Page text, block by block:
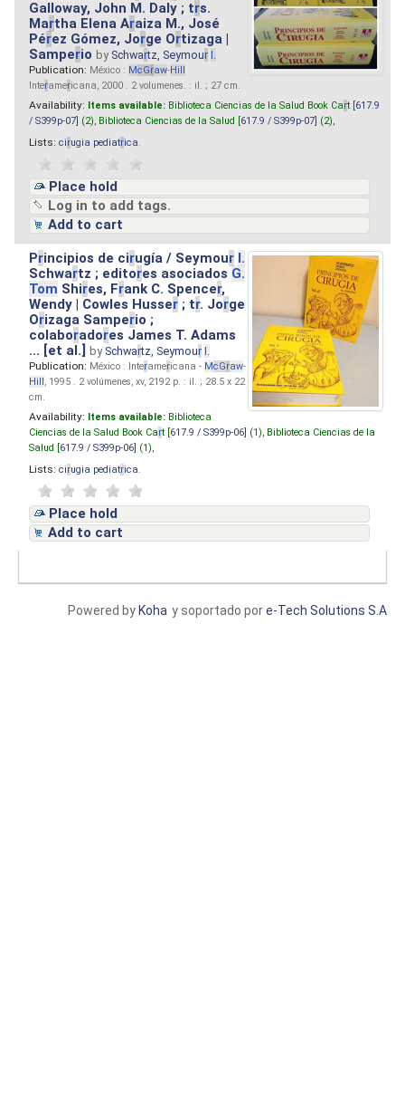
Galloway, John M. Daly ; trs.
Martha Elena Araiza M., José
Pérez Gómez, Jorge Ortizaga |
Samperio by Schwartz, Seymour I.
Publication: México : McGraw-Hill
Interamericana, 2000 . 2 volumenes. : il. ; 27 cm.
Availability: Items available: Biblioteca Ciencias de la Salud Book Cart [ 617.9
/ S399p-07 ] (2), Biblioteca Ciencias de la Salud [ 617.9 / S399p-07 ] (2),
Lists: cirugia pediatrica
Place hold
Log in to add tags.
Add to cart
Principios de cirugía / Seymour I.
Schwartz ; editores asociados G.
Tom Shires, Frank C. Spencer,
Wendy | Cowles Husser ; tr. Jorge
Orizaga Samperio ;
colaboradores James T. Adams
... [et al.]by Schwartz, Seymour I.
Publication: México : Interamericana - McGraw-
Hill, 1995 . 2 volúmenes, xv, 2192 p. : il. ; 28.5 x 22
cm.
Availability: Items available: Biblioteca
Ciencias de la Salud Book Cart [ 617.9 / S399p-06 ] (1), Biblioteca Ciencias de la
Salud [ 617.9 / S399p-06 ] (1),
Lists: cirugia pediatrica
Place hold
Add to cart
y soportado pore-Tech Solutions S.A
Powered by Koha